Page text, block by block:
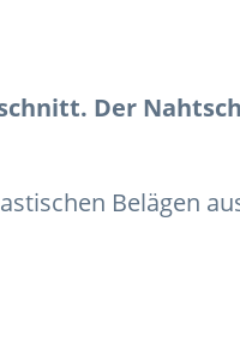
Der
Belägen